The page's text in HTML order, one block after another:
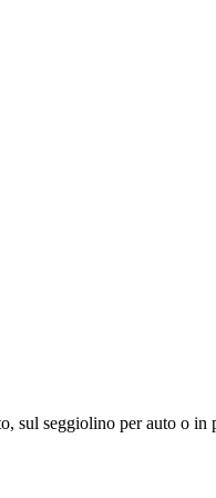
sul seggiolino per auto o in